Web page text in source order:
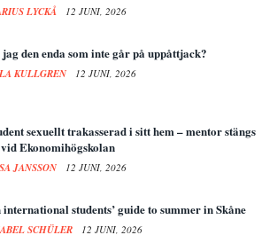
LYCKÅ 12 JUNI, 2026
den enda som inte går på uppåttjack?
KULLGREN 12 JUNI, 2026
sexuellt trakasserad i sitt hem – mentor stängs
Ekonomihögskolan
JANSSON 12 JUNI, 2026
international students’ guide to summer in Skåne
SCHÜLER 12 JUNI, 2026